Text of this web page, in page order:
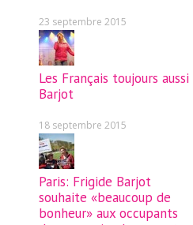
23 septembre 2015
Les Français toujours aussi
Barjot
18 septembre 2015
Paris: Frigide Barjot
souhaite «beaucoup de
bonheur» aux occupants